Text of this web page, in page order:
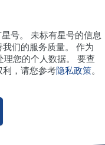
号。 未标有星号的信息
们的服务质量。 作为
您的个人数据。 要查
，请您参考隐私政策。